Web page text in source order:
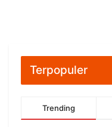
Terpopuler
Trending